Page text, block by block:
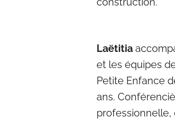
Laëtitia
et les équipes
Petite Enfance
ans.